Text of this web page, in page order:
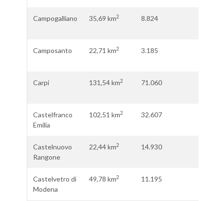
Campogalliano 35,69 km2 8.824
Camposanto 22,71 km2 3.185
Carpi 131,54 km2 71.060
Castelfranco
Emilia
102,51 km2 32.607
Castelnuovo
Rangone
22,44 km2 14.930
Castelvetro di
Modena
49,78 km2 11.195